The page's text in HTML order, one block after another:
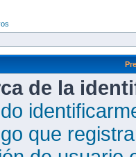
de la
que